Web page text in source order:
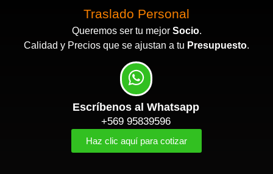
Traslado Personal
Queremos ser tu mejor Socio.
Calidad y Precios que se ajustan a tu Presupuesto.
Escríbenos al Whatsapp
+569 95839596
Haz clic aquí para cotizar